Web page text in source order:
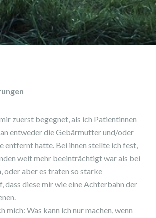
zuerst begegnet, als ich Patientinnen
entweder die Gebärmutter und/oder
entfernt hatte. Bei ihnen stellte ich fest,
weit mehr beeinträchtigt war als bei
oder aber es traten so starke
dass diese mir wie eine Achterbahn der
mich: Was kann ich nur machen, wenn